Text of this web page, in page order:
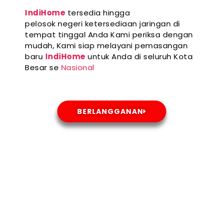
IndiHome tersedia hingga
pelosok negeri ketersediaan jaringan di
tempat tinggal Anda Kami periksa dengan
mudah, Kami siap melayani pemasangan
baru IndiHome untuk Anda di seluruh Kota
Besar se Nasional
BERLANGGANAN